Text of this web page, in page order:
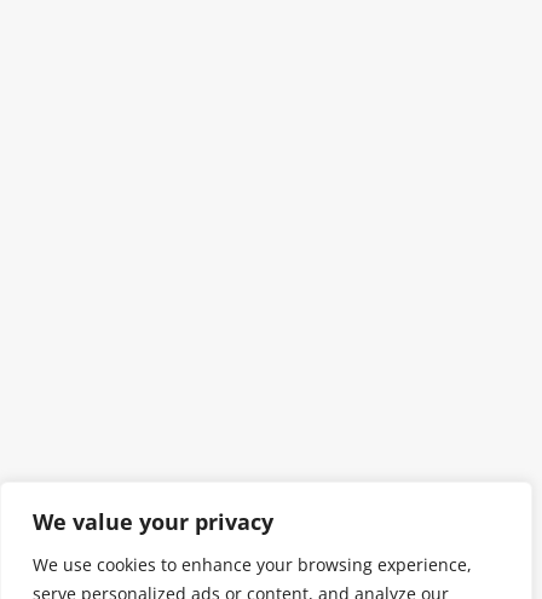
We value your privacy
We use cookies to enhance your browsing experience,
serve personalized ads or content, and analyze our